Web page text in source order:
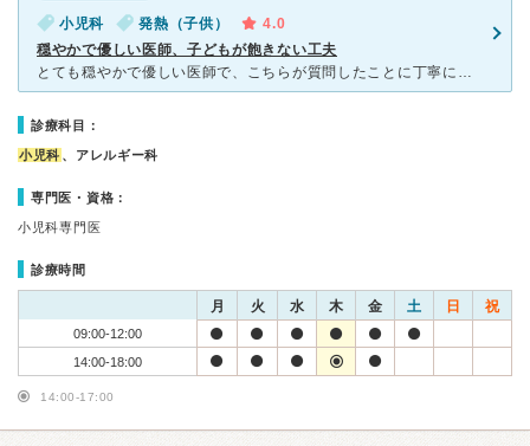
小児科 発熱（子供）
4.0
穏やかで優しい医師、子どもが飽きない工夫
とても穏やかで優しい医師で、こちらが質問したことに丁寧に回答してくださるので信頼できると感じます。 スタッフは若い方が多いです。 病院内は清潔感があり、待合室にはおもちゃや絵本がたくさんあるの
診療科目：
小児科 、アレルギー科
専門医・資格：
小児科専門医
診療時間
月 火 水 木 金 土 日 祝
09:00-12:00
14:00-18:00
14:00-17:00